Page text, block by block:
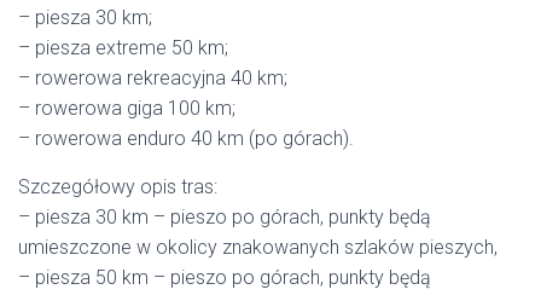
– piesza 30 km;
– piesza extreme 50 km;
– rowerowa rekreacyjna 40 km;
– rowerowa giga 100 km;
– rowerowa enduro 40 km (po górach).
Szczegółowy opis tras:
– piesza 30 km – pieszo po górach, punkty będą
umieszczone w okolicy znakowanych szlaków pieszych,
– piesza 50 km – pieszo po górach, punkty będą